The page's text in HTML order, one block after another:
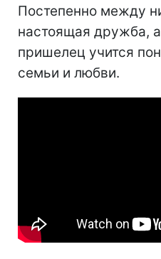
Постепенно между
настоящая дружба,
пришелец учится
семьи и любви.